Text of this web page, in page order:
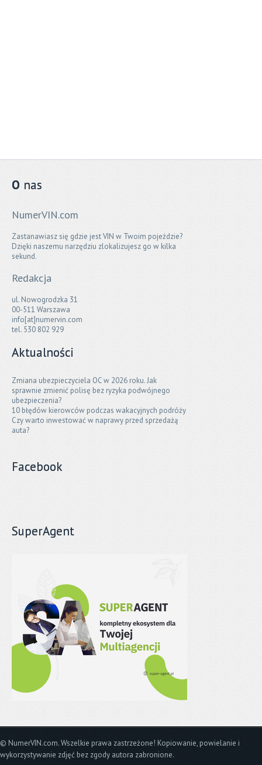
O nas
NumerVIN.com
Zastanawiasz się gdzie jest VIN w Twoim pojeździe?
Dzięki naszemu narzędziu zlokalizujesz go w kilka
sekund.
Redakcja
ul. Nowogrodzka 31
00-511 Warszawa
info[at]numervin.com
tel. 530 802 929
Aktualności
Zmiana ubezpieczyciela OC w 2026 roku. Jak
sprawnie zmienić polisę bez ryzyka podwójnego
ubezpieczenia?
10 błędów kierowców podczas wakacyjnych podróży
Czy warto inwestować w naprawy przed sprzedażą
auta?
Facebook
SuperAgent
© NumerVIN.com. Wszelkie prawa zastrzeżone! Kopiowanie, powielanie i
wykorzystywanie zdjęć bez zgody autora zabronione.